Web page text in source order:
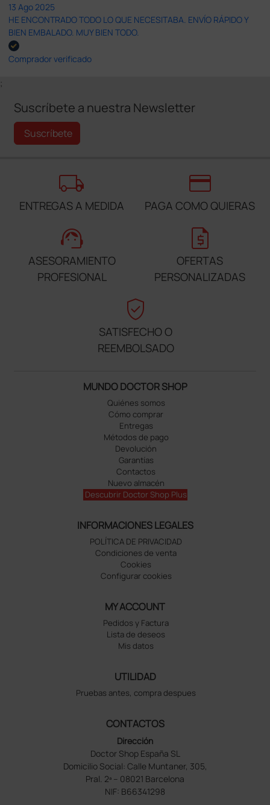
13 Ago 2025
HE ENCONTRADO TODO LO QUE NECESITABA. ENVÍO RÁPIDO Y
BIEN EMBALADO. MUY BIEN TODO.
Comprador verificado
;
Suscríbete a nuestra Newsletter
Suscríbete
local_shipping
ENTREGAS A MEDIDA
credit_card
PAGA COMO QUIERAS
support_agent
ASESORAMIENTO
PROFESIONAL
request_quote
OFERTAS
PERSONALIZADAS
verified_user
SATISFECHO O
REEMBOLSADO
MUNDO DOCTOR SHOP
Quiénes somos
Cómo comprar
Entregas
Métodos de pago
Devolución
Garantías
Contactos
Nuevo almacén
Descubrir Doctor Shop Plus
INFORMACIONES LEGALES
POLÍTICA DE PRIVACIDAD
Condiciones de venta
Cookies
Configurar cookies
MY ACCOUNT
Pedidos y Factura
Lista de deseos
Mis datos
UTILIDAD
Pruebas antes, compra despues
CONTACTOS
Dirección
Doctor Shop España SL
Domicilio Social: Calle Muntaner, 305,
Pral. 2ª – 08021 Barcelona
NIF: B66341298